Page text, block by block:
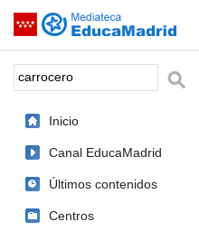
Saltar navegación
Palabra o frase:
Inicio
Canal EducaMadrid
Últimos contenidos
Centros